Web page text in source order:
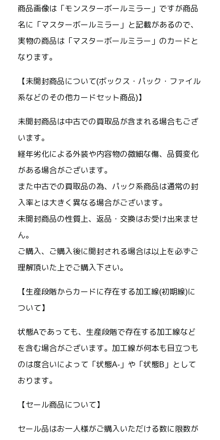
商品画像は「モンスターボールミラー」ですが商品
名に「マスターボールミラー」と記載があるので、
実物の商品は「マスターボールミラー」のカードと
なります。
【未開封商品について(ボックス・パック・ファイル
系などのその他カードセット商品)】
未開封商品は中古での買取品が含まれる場合もござ
います。
経年劣化による外装や内容物の微細な傷、品質変化
がある場合がございます。
また中古での買取品の為、パック系商品は通常の封
入率とは大きく異なる場合がございます。
未開封商品の性質上、返品・交換はお受け出来ませ
ん。
ご購入、ご購入後に開封される場合は以上を必ずご
理解頂いた上でご購入下さい。
【生産段階からカードに存在する加工線(初期線)に
ついて】
状態Aであっても、生産段階で存在する加工線など
を含む場合がございます。加工線が何本も目立つも
のは度合いによって「状態A-」や「状態B」として
おります。
【セール商品について】
セール品はお一人様がご購入いただける数に限数が